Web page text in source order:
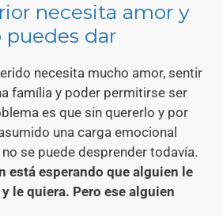
necesita amor y
puedes dar
necesita mucho amor, sentir
família y poder permitirse ser
es que sin quererlo y por
una carga emocional
se puede desprender todavía.
está esperando que alguien le
le quiera. Pero ese alguien